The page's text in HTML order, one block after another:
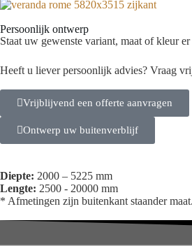
Persoonlijk ontwerp
Staat uw gewenste variant, maat of kleur
Heeft u liever persoonlijk advies? Vraag
Vrijblijvend een offerte aanvragen
Ontwerp uw buitenverblijf
Diepte: 2000 – 5225 mm
Lengte: 2500 - 20000 mm
* Afmetingen zijn buitenkant staander maat.